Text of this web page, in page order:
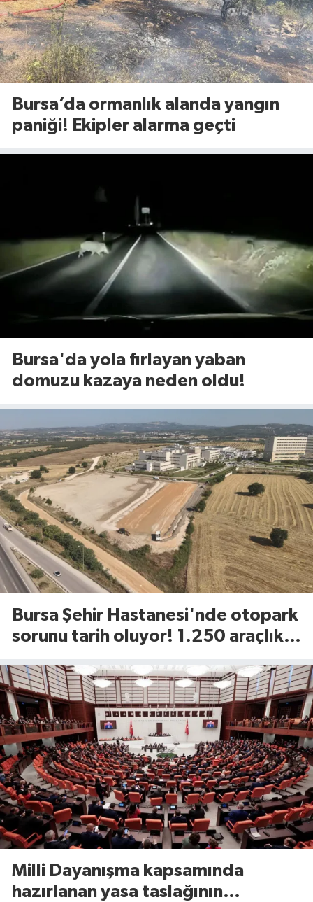
Bursa’da ormanlık alanda yangın
paniği! Ekipler alarma geçti
Bursa'da yola fırlayan yaban
domuzu kazaya neden oldu!
Bursa Şehir Hastanesi'nde otopark
sorunu tarih oluyor! 1.250 araçlık
Milli Dayanışma kapsamında
hazırlanan yasa taslağının